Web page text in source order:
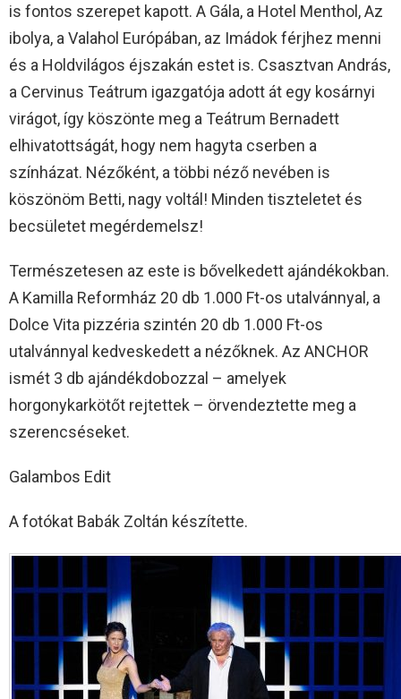
is fontos szerepet kapott. A Gála, a Hotel Menthol, Az
ibolya, a Valahol Európában, az Imádok férjhez menni
és a Holdvilágos éjszakán estet is. Csasztvan András,
a Cervinus Teátrum igazgatója adott át egy kosárnyi
virágot, így köszönte meg a Teátrum Bernadett
elhivatottságát, hogy nem hagyta cserben a
színházat. Nézőként, a többi néző nevében is
köszönöm Betti, nagy voltál! Minden tiszteletet és
becsületet megérdemelsz!
Természetesen az este is bővelkedett ajándékokban.
A Kamilla Reformház 20 db 1.000 Ft-os utalvánnyal, a
Dolce Vita pizzéria szintén 20 db 1.000 Ft-os
utalvánnyal kedveskedett a nézőknek. Az ANCHOR
ismét 3 db ajándékdobozzal – amelyek
horgonykarkötőt rejtettek – örvendeztette meg a
szerencséseket.
Galambos Edit
A fotókat Babák Zoltán készítette.